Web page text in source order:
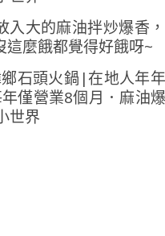
入大的麻油拌炒爆香
這麼餓都覺得好餓呀~